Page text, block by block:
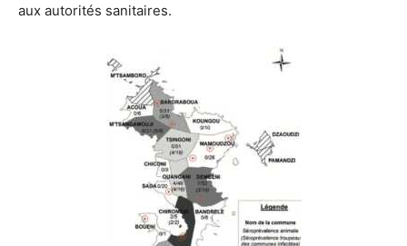
aux autorités sanitaires.